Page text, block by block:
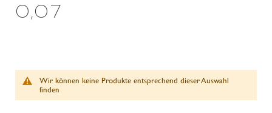
0,07
Wir können keine Produkte entsprechend dieser Auswahl
finden